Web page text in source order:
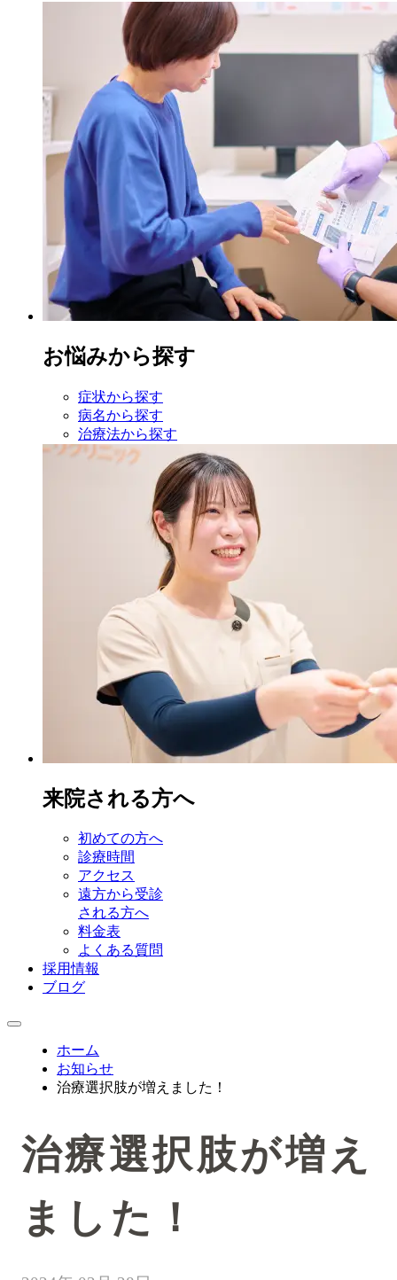
お悩みから探す
症状から探す
病名から探す
治療法から探す
来院される方へ
初めての方へ
診療時間
アクセス
遠方から受診
される方へ
料金表
よくある質問
採用情報
ブログ
ホーム
お知らせ
治療選択肢が増えました！
治療選択肢が増え
ました！